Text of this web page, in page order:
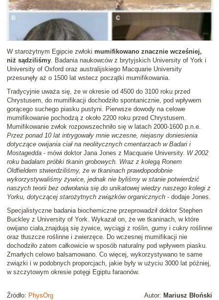
W starożytnym Egipcie zwłoki mumifikowano znacznie wcześniej,
niż sądziliśmy. Badania naukowców z brytyjskich University of York i
University of Oxford oraz australijskiego Macquarie University
przesunęły aż o 1500 lat wstecz początki mumifikowania.
Tradycyjnie uważa się, że w okresie od 4500 do 3100 roku przed
Chrystusem, do mumifikacji dochodziło spontanicznie, pod wpływem
gorącego suchego piasku pustyni. Pierwsze dowody na celowe
mumifikowanie pochodzą z około 2200 roku przed Chrystusem.
Mumifikowanie zwłok rozpowszechniło się w latach 2000-1600 p.n.e.
Przez ponad 10 lat intrygowały mnie wczesne, niejasny doniesienia
dotyczące owijania ciał na neolitycznych cmentarzach w Badari i
Mostagedda - mówi doktor Jana Jones z Macquarie University. W 2002
roku badałam próbki tkanin grobowych. Wraz z kolegą Ronem
Oldfieldem stwierdziliśmy, że w tkaninach prawdopodobnie
wykorzystywaliśmy żywice, jednak nie byliśmy w stanie potwierdzić
naszych teorii bez odwołania się do unikatowej wiedzy naszego kolegi z
Yorku, dotyczącej starożytnych związków organicznych - dodaje Jones.
Specjalistyczne badania biochemiczne przeprowadził doktor Stephen
Buckley z University of York. Wykazał on, że we tkaninach, w które
owijano ciała,znajdują się żywice, wyciągi z roślin, gumy i cukry roślinne
oraz tłuszcze roślinne i zwierzęce. Do wczesnej mumifikacji nie
dochodziło zatem całkowicie w sposób naturalny pod wpływem piasku.
Zmarłych celowo balsamowano. Co więcej, wykorzystywano te same
związki i w podobnych proporcjach, jakie były w użyciu 3000 lat później,
w szczytowym okresie potęgi Egiptu faraonów.
Autor: Mariusz Błoński
Źródło: PhysOrg